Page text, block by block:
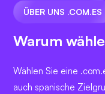
ÜBER UNS .COM.ES
Warum
Wählen Sie eine
auch spanische